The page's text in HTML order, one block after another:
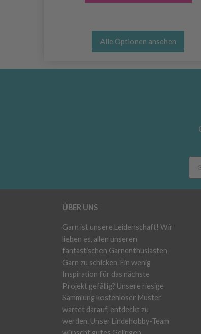
Alle Optionen ansehen
ÜBER UNS
Garn ist unsere Leidenschaft! Wir
lieben es, allen unseren
fantastischen Garnenthusiasten
Garn zu schicken. Ein wenig
Inspiration für das nächste
Projekt gefällig? Unsere riesige
Sammlung kostenloser Muster
wartet darauf, entdeckt zu
werden. Unser Lindehobby-Team